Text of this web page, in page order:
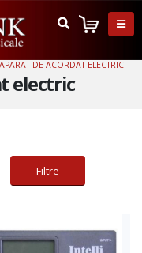
electric
APARAT DE ACORDAT ELECTRIC
Filtre